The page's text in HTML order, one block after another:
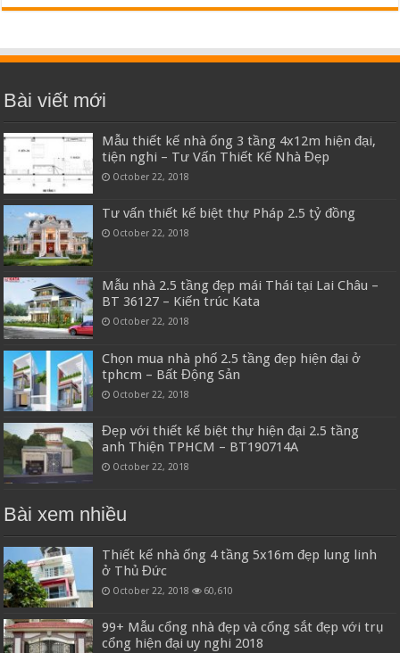
Bài viết mới
Mẫu thiết kế nhà ống 3 tầng 4x12m hiện đại,
tiện nghi – Tư Vấn Thiết Kế Nhà Đẹp
October 22, 2018
Tư vấn thiết kế biệt thự Pháp 2.5 tỷ đồng
October 22, 2018
Mẫu nhà 2.5 tầng đẹp mái Thái tại Lai Châu –
BT 36127 – Kiến trúc Kata
October 22, 2018
Chọn mua nhà phố 2.5 tầng đẹp hiện đại ở
tphcm – Bất Động Sản
October 22, 2018
Đẹp với thiết kế biệt thự hiện đại 2.5 tầng
anh Thiện TPHCM – BT190714A
October 22, 2018
Bài xem nhiều
Thiết kế nhà ống 4 tầng 5x16m đẹp lung linh
ở Thủ Đức
October 22, 2018 60,610
99+ Mẫu cổng nhà đẹp và cổng sắt đẹp với trụ
cổng hiện đại uy nghi 2018